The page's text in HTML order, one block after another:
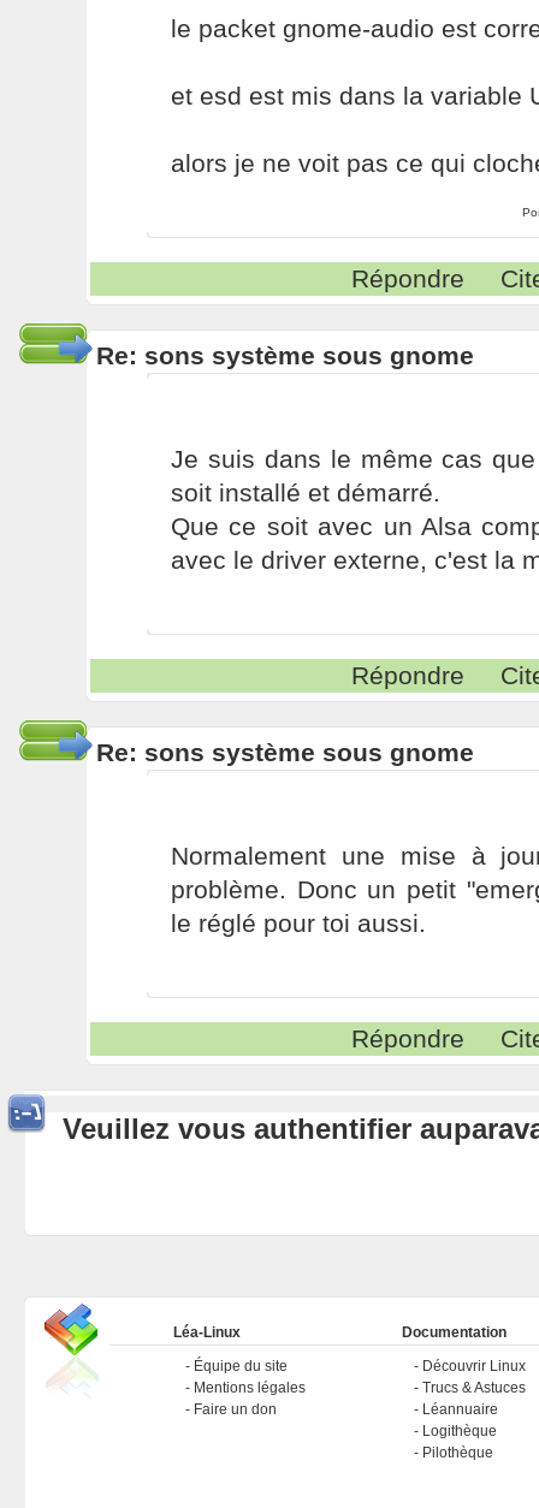
le packet gnome-audio est
et esd est mis dans la variable
alors je ne voit pas ce qui
Répondre
Re: sons système sous gnome
Je suis dans le même cas
soit installé et démarré.
Que ce soit avec un Alsa
avec le driver externe, c'est la
Répondre
Re: sons système sous gnome
Normalement une mise à
problème. Donc un petit
le réglé pour toi aussi.
Répondre
Veuillez vous authentifier
Léa-Linux
Équipe du site
Mentions légales
Faire un don
Documentation
Découvrir Linux
Trucs & Astuces
Léannuaire
Logithèque
Pilothèque